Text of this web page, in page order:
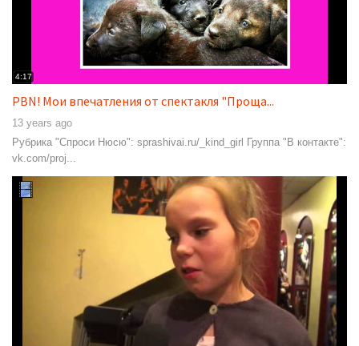
4:17
PBN! Мои впечатления от спектакля "Проща...
13 years ago
Рубрика "Спроси Нюсю": sprashivai.ru/_kind_girl Группа "В контакте":
vk.com/proj...